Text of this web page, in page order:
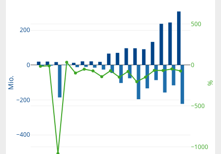
−400
−200
0
200
−1000
−500
0
500
Mio. %